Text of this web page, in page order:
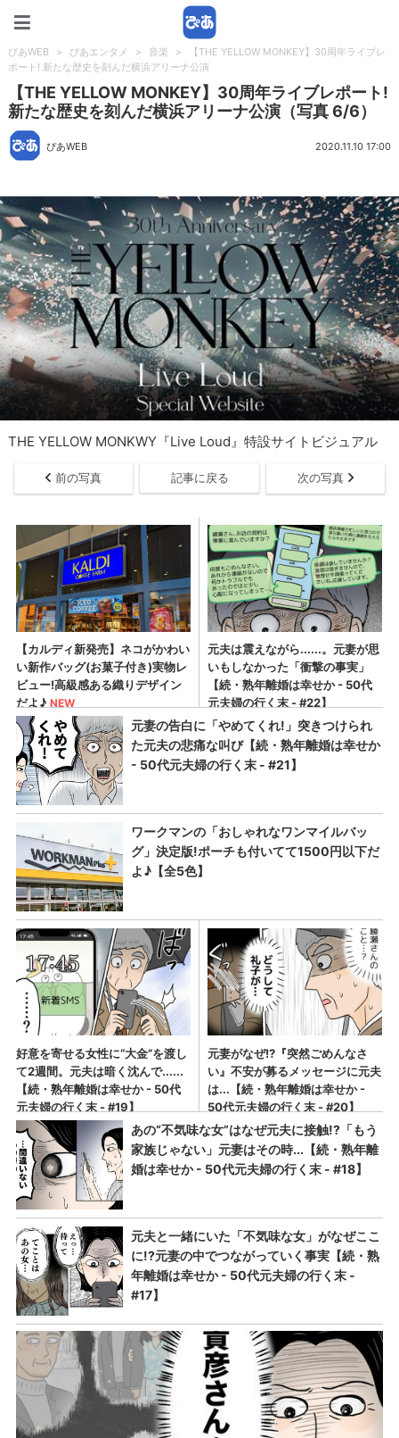
ぴあWEB > ぴあエンタメ > 音楽 >
【THE YELLOW MONKEY】30周年ライブレ
ポート! 新たな歴史を刻んだ横浜アリーナ公演
【THE YELLOW MONKEY】30周年ライブレポート!
新たな歴史を刻んだ横浜アリーナ公演（写真 6/6）
ぴあWEB 2020.11.10 17:00
THE YELLOW MONKWY『Live Loud』特設サイトビジュアル
前の写真 記事に戻る 次の写真